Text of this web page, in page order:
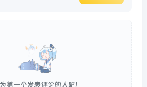
第一个发表评论的人吧！